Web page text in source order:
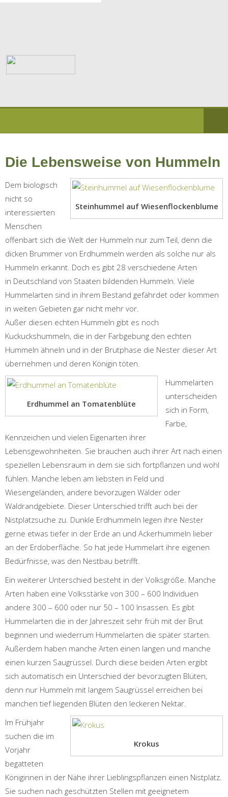
Die Lebensweise von Hummeln
Steinhummel auf Wiesenflockenblume
Dem biologisch
nicht so
interessierten
Menschen
offenbart sich die Welt der Hummeln nur zum Teil, denn die
dicken Brummer von Erdhummeln werden als solche nur als
Hummeln erkannt. Doch es gibt 28 verschiedene Arten
in Deutschland von Staaten bildenden Hummeln. Viele
Hummelarten sind in ihrem Bestand gefährdet oder kommen
in weiten Gebieten gar nicht mehr vor.
Außer diesen echten Hummeln gibt es noch
Kuckuckshummeln, die in der Farbgebung den echten
Hummeln ähneln und in der Brutphase die Nester dieser Art
übernehmen und deren Königin töten.
Erdhummel an Tomatenblüte
Hummelarten
unterscheiden
sich in Form,
Farbe,
Kennzeichen und vielen Eigenarten ihrer
Lebensgewohnheiten. Sie brauchen auch ihrer Art nach einen
speziellen Lebensraum in dem sie sich fortpflanzen und wohl
fühlen. Manche leben am liebsten in Feld und
Wiesengeländen, andere bevorzugen Wälder oder
Waldrandgebiete. Dieser Unterschied trifft auch bei der
Nistplatzsuche zu. Dunkle Erdhummeln legen ihre Nester
gerne etwas tiefer in der Erde an und Ackerhummeln lieber
an der Erdoberfläche. So hat jede Hummelart ihre eigenen
Bedürfnisse, was den Nestbau betrifft.
Ein weiterer Unterschied besteht in der Volksgröße. Manche
Arten haben eine Volksstärke von 300 – 600 Individuen
andere 300 – 600 oder nur 50 – 100 Insassen. Es gibt
Hummelarten die in der Jahreszeit sehr früh mit der Brut
beginnen und wiederrum Hummelarten die später starten.
Außerdem haben manche Arten einen langen und manche
einen kurzen Saugrüssel. Durch diese beiden Arten ergibt
sich automatisch ein Unterschied der bevorzugten Blüten,
denn nur Hummeln mit langem Saugrüssel erreichen bei
manchen tief liegenden Blüten den leckeren Nektar.
Krokus
Im Frühjahr
suchen die im
Vorjahr
begatteten
Königinnen in der Nähe ihrer Lieblingspflanzen einen Nistplatz.
Sie suchen nach geschützten Stellen mit geeignetem